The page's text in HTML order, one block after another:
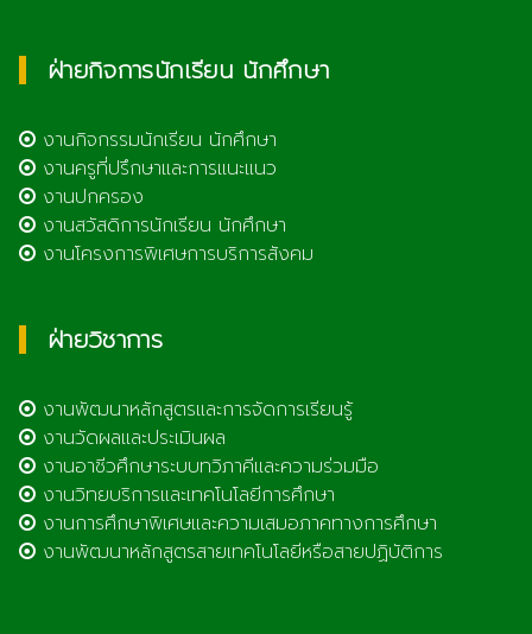
ฝ่ายกิจการนักเรียน นักศึกษา
งานกิจกรรมนักเรียน นักศึกษา
งานครูที่ปรึกษาและการแนะแนว
งานปกครอง
งานสวัสดิการนักเรียน นักศึกษา
งานโครงการพิเศษการบริการสังคม
ฝ่ายวิชาการ
งานพัฒนาหลักสูตรและการจัดการเรียนรู้
งานวัดผลและประเมินผล
งานอาชีวศึกษาระบบทวิภาคีและความร่วมมือ
งานวิทยบริการและเทคโนโลยีการศึกษา
งานการศึกษาพิเศษและความเสมอภาคทางการศึกษา
งานพัฒนาหลักสูตรสายเทคโนโลยีหรือสายปฏิบัติการ